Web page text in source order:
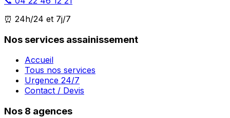
⏰ 24h/24 et 7j/7
Nos services assainissement
Accueil
Tous nos services
Urgence 24/7
Contact / Devis
Nos 8 agences